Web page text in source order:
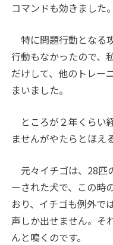
コマンドも効きました。
特に問題行動となる
行動もなかったので、
だけして、他のトレー
まいました。
ところが２年くらい
ませんがやたらとほえ
元々イチゴは、28匹
ーされた犬で、この時
おり、イチゴも例外で
声しか出せません。そ
んと鳴くのです。